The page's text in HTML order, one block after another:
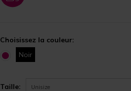
Choisissez la couleur:
Noir
Taille: Unisize